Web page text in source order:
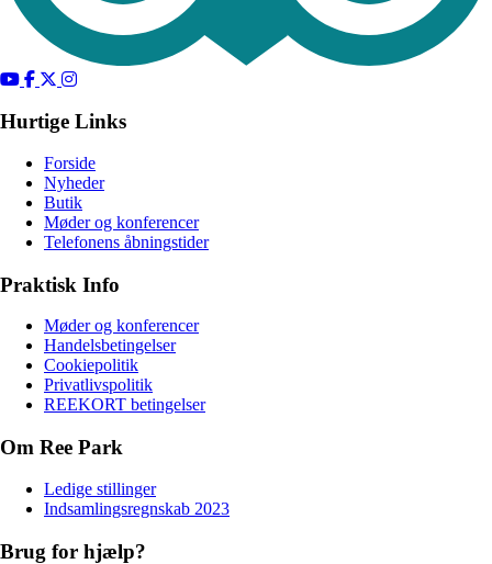
Hurtige Links
Forside
Nyheder
Butik
Møder og konferencer
Telefonens åbningstider
Praktisk Info
Møder og konferencer
Handelsbetingelser
Cookiepolitik
Privatlivspolitik
REEKORT betingelser
Om Ree Park
Ledige stillinger
Indsamlingsregnskab 2023
Brug for hjælp?